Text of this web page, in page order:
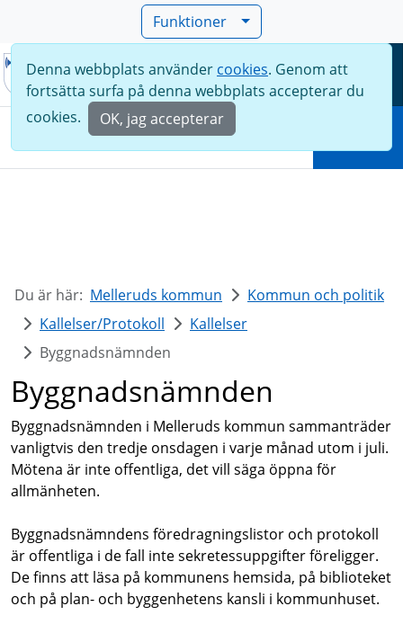
Funktioner
Meny
Denna webbplats använder cookies. Genom att
fortsätta surfa på denna webbplats accepterar du
cookies.
OK, jag accepterar
Du är här: Melleruds kommun
Kommun och politik
Kallelser/Protokoll
Kallelser
Byggnadsnämnden
Byggnadsnämnden
Byggnadsnämnden i Melleruds kommun sammanträder
vanligtvis den tredje onsdagen i varje månad utom i juli.
Mötena är inte offentliga, det vill säga öppna för
allmänheten.
Byggnadsnämndens föredragningslistor och protokoll
är offentliga i de fall inte sekretessuppgifter föreligger.
De finns att läsa på kommunens hemsida, på biblioteket
och på plan- och byggenhetens kansli i kommunhuset.